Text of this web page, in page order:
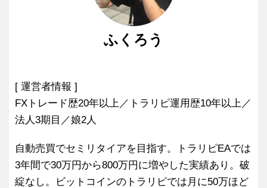
ふくろう
[ 運営者情報 ]
FXトレード歴20年以上／トラリピ運用歴10年以上／
法人3期目／娘2人
自動売買でセミリタイアを目指す。トラリピEAでは
3年間で30万円から800万円に増やした実績あり。破
綻なし。ビットコインのトラリピでは月に50万ほど